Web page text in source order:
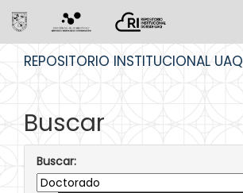
REPOSITORIO INSTITUCIONAL UAQ
Buscar
Buscar: